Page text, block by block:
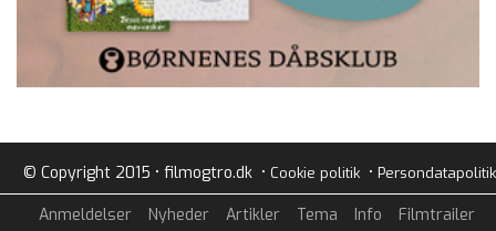
© Copyright 2015 • filmogtro.dk • Cookie politik• Persondatapolitik
Anmeldelser Nyheder Artikler Tema Info Filmtrailer